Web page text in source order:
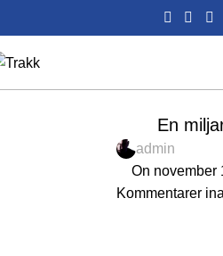
En
admin
On november
Kommentarer